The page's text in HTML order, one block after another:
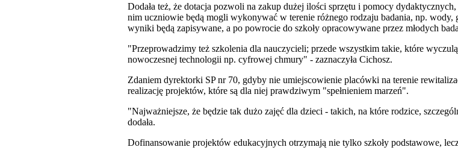
Dodała też, że dotacja pozwoli na zakup dużej ilości sprzętu i pomocy
nim uczniowie będą mogli wykonywać w terenie różnego rodzaju badania, np. wody,
wyniki będą zapisywane, a po powrocie do szkoły opracowywane przez młodych
"Przeprowadzimy też szkolenia dla nauczycieli; przede wszystkim takie, które
nowoczesnej technologii np. cyfrowej chmury" - zaznaczyła Cichosz.
Zdaniem dyrektorki SP nr 70, gdyby nie umiejscowienie placówki na terenie
realizację projektów, które są dla niej prawdziwym "spełnieniem marzeń".
"Najważniejsze, że będzie tak dużo zajęć dla dzieci - takich, na które rodzice,
dodała.
Dofinansowanie projektów edukacyjnych otrzymają nie tylko szkoły podstawowe,